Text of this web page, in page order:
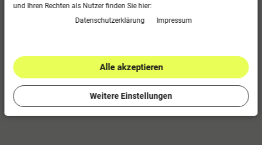
Teamline auch in 10 modernen, melierten Farben, sodass dein
Teamauftritt definitv zum Blickfang wird.
Kontrast-Tape an der Schulter und seitliches Kontrast-Tape
Seitentaschen mit Reißverschluss
Jacken- und Ärmelabschluss mit Ripp, 100 % Polyester
Größen: 116 bis 4XL
und Ihren Rechten als Nutzer finden Sie hier:
Daten­schutz­erklärung
Impressum
Alle akzeptieren
Weitere Einstellungen